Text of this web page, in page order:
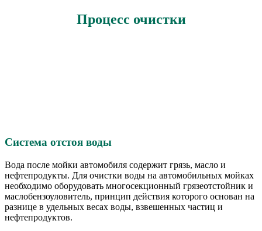
Процесс очистки
Система отстоя воды
Вода после мойки автомобиля содержит грязь, масло и
нефтепродукты. Для очистки воды на автомобильных мойках
необходимо оборудовать многосекционный грязеотстойник и
маслобензоуловитель, принцип действия которого основан на
разнице в удельных весах воды, взвешенных частиц и
нефтепродуктов.